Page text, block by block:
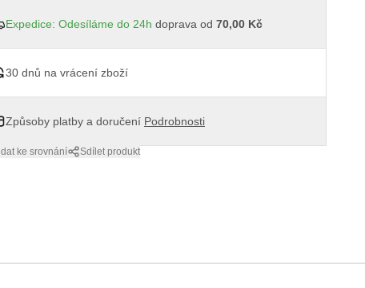
Expedice: Odesíláme do 24h doprava od 70,00 Kč
30 dnů na vrácení zboží
Způsoby platby a doručení Podrobnosti
ke srovnání Sdílet produkt